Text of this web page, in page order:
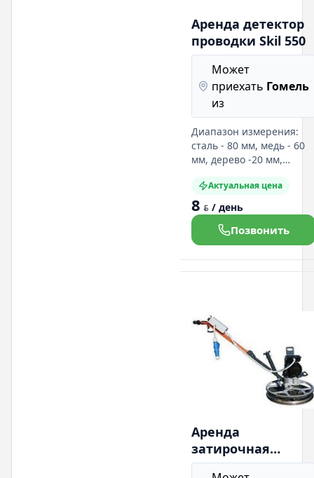
Аренда детектор
проводки Skil 550
Может
приехать
из
Гомель
Диапазон измерения:
сталь - 80 мм, медь - 60
мм, дерево -20 мм,
напряжением -50 мм.
Автоматическое
отключение 5 мин. Вес
0,3 кг.
Актуальная цена
8 BYN / день
Позвонить
Аренда
затирочная
машина по